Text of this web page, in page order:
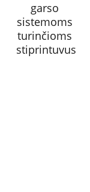
garso
sistemoms
turinčioms
stiprintuvus